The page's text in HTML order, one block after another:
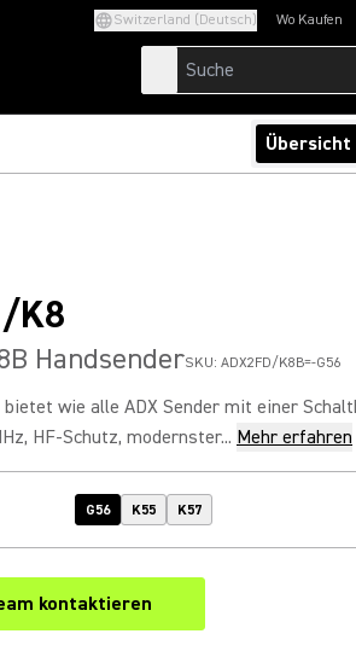
Switzerland (Deutsch) Wo Kaufen
Übersicht
K8
HandsenderSKU: ADX2FD/K8B=-G56
wie alle ADX Sender mit einer
HF-Schutz, modernster... Mehr erfahren
G56 K55 K57
kontaktieren